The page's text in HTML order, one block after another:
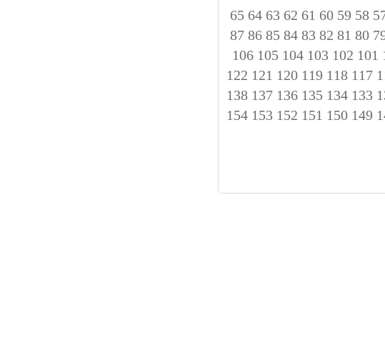
58
59
60
61
62
63
64
65
80
81
82
83
84
85
86
87
101
102
103
104
105
106
117
118
119
120
121
122
133
134
135
136
137
138
149
150
151
152
153
154